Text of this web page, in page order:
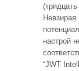
настрой
“JWT